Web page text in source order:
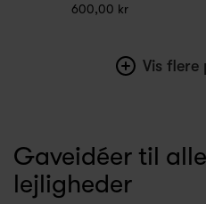
600,00 kr
Vis flere
Gaveidéer til
lejligheder